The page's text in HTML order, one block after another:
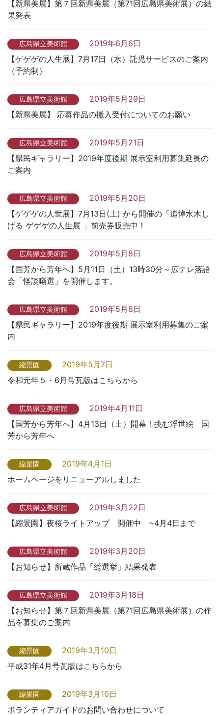
【新県美展】第７回新県美展（第71回広島県美術展）の結
果発表
広島県立美術館
2019年6月6日
【ゲゲゲの人生展】7月17日（水）託児サービスのご案内
（予約制）
広島県立美術館
2019年5月29日
【新県美展】 応募作品の搬入受付についてのお願い
広島県立美術館
2019年5月21日
【県民ギャラリー】2019年度後期 展示室利用募集延長の
ご案内
広島県立美術館
2019年5月20日
【ゲゲゲの人世展】7月13日(土) から開催の「追悼水木し
げる ゲゲゲの人生展 」前売券販売中！
広島県立美術館
2019年5月8日
【国芳から芳年へ】5月11日（土）13時30分～広テレ落語
会「怪談噺選」を開催します。
広島県立美術館
2019年5月8日
【県民ギャラリー】2019年度後期 展示室利用募集のご案
内
縮景園
2019年5月7日
令和元年５・6月号瓦版はこちらから
広島県立美術館
2019年4月11日
【国芳から芳年へ】4月13日（土）開幕！挑む浮世絵 国
芳から芳年へ
縮景園
2019年4月1日
ホームページをリニューアルしました
広島県立美術館
2019年3月22日
【縮景園】夜桜ライトアップ 開催中 ~4月4日まで
広島県立美術館
2019年3月20日
【お知らせ】所蔵作品「総選挙」結果発表
広島県立美術館
2019年3月18日
【お知らせ】第７回新県美展（第71回広島県美術展）の作
品を募集のご案内
縮景園
2019年3月10日
平成31年4月号瓦版はこちらから
縮景園
2019年3月10日
ボランティアガイドのお問い合わせについて